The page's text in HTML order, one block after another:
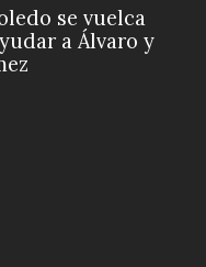
se vuelca
a Álvaro y